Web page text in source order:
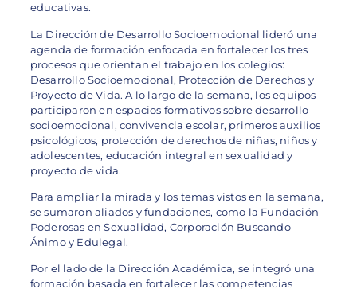
educativas.
La Dirección de Desarrollo Socioemocional lideró una
agenda de formación enfocada en fortalecer los tres
procesos que orientan el trabajo en los colegios:
Desarrollo Socioemocional, Protección de Derechos y
Proyecto de Vida. A lo largo de la semana, los equipos
participaron en espacios formativos sobre desarrollo
socioemocional, convivencia escolar, primeros auxilios
psicológicos, protección de derechos de niñas, niños y
adolescentes, educación integral en sexualidad y
proyecto de vida.
Para ampliar la mirada y los temas vistos en la semana,
se sumaron aliados y fundaciones, como la Fundación
Poderosas en Sexualidad, Corporación Buscando
Ánimo y Edulegal.
Por el lado de la Dirección Académica, se integró una
formación basada en fortalecer las competencias